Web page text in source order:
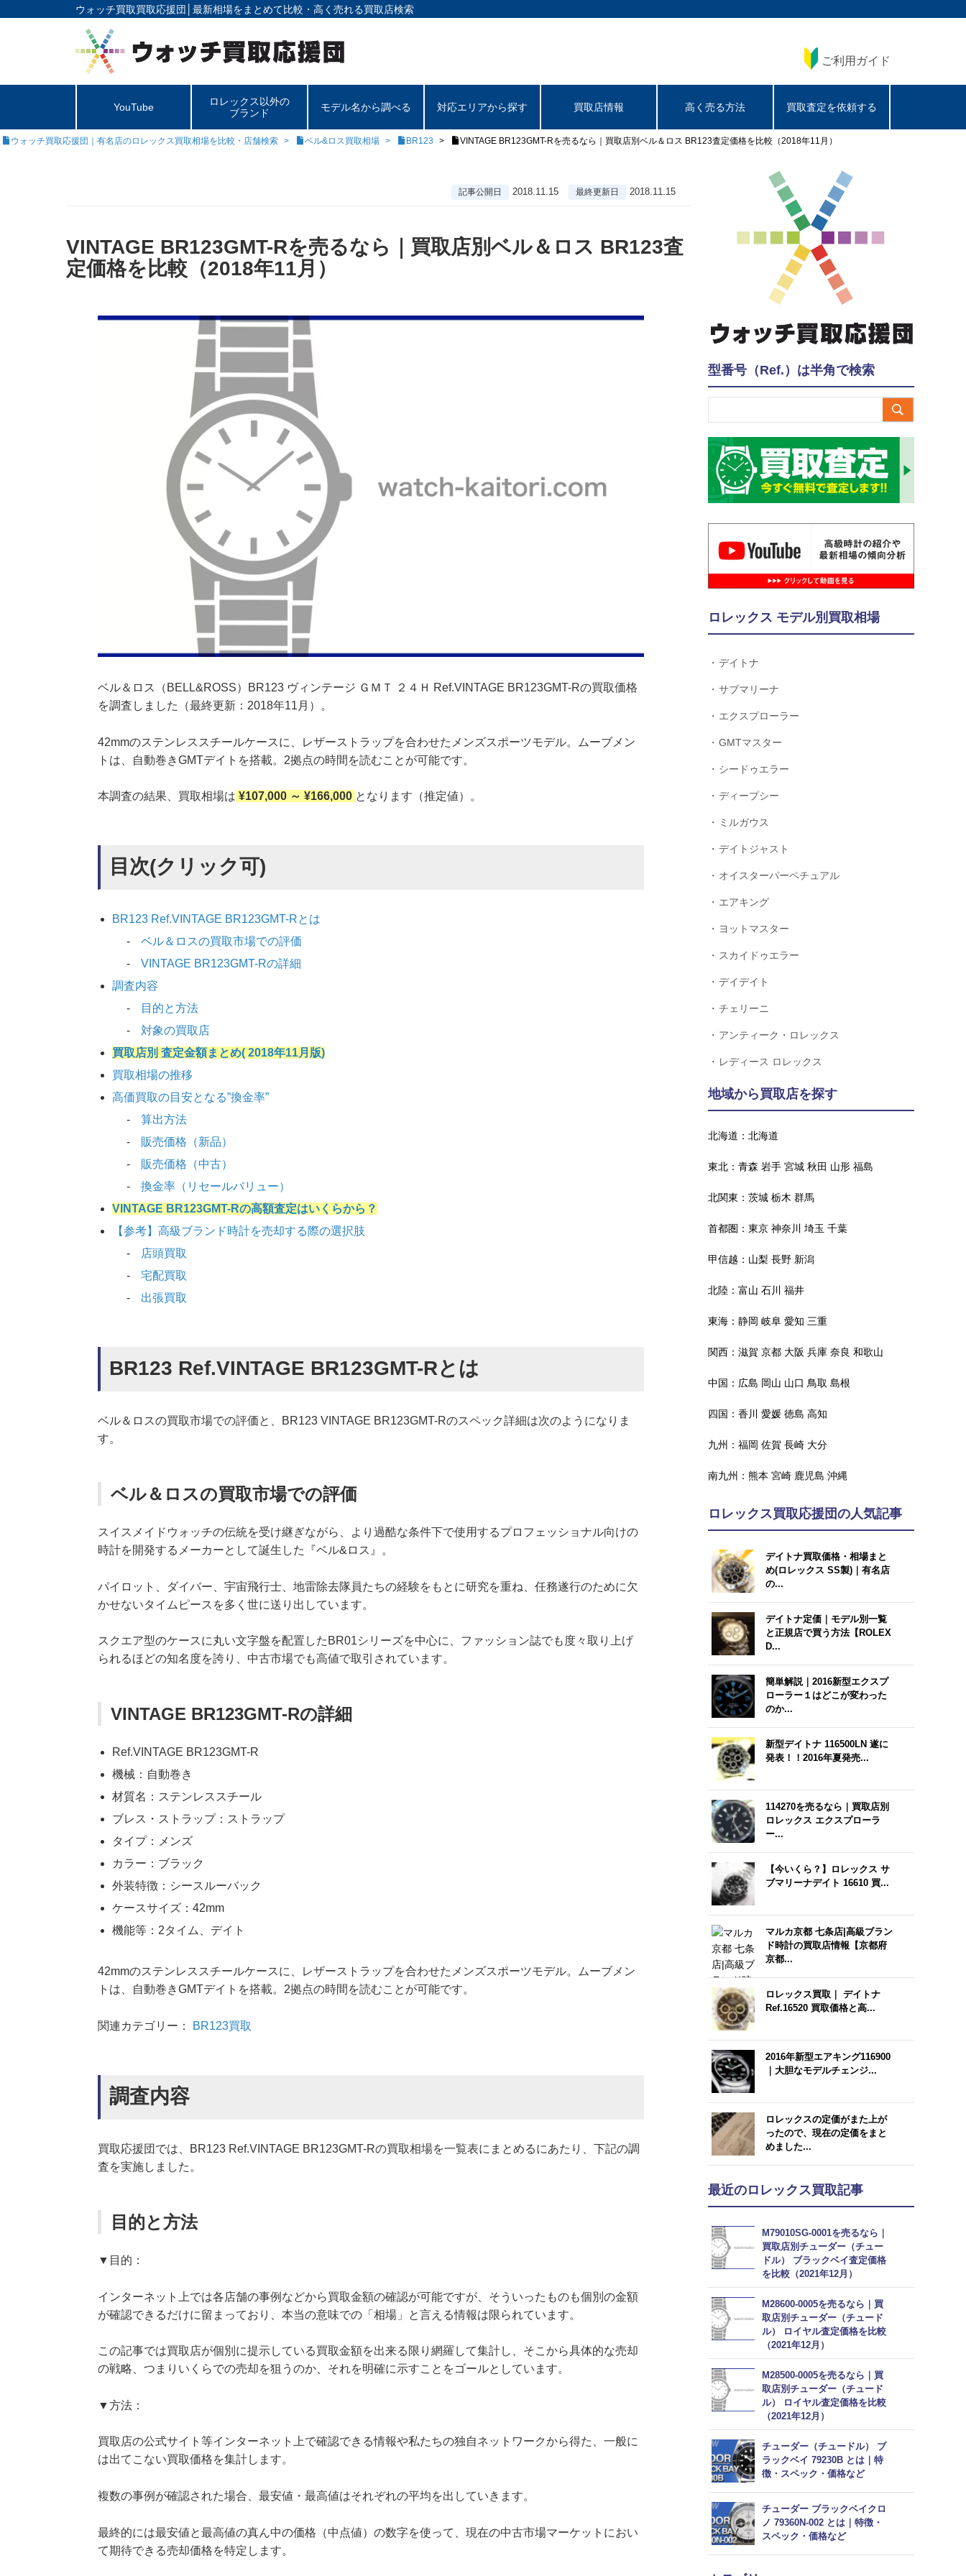
ウォッチ買取買取応援団│ 最新相場をまとめて比較・高く売れる買取店検索
ご利用ガイド
YouTube
ロレックス以外の
ブランド
モデル名から調べる 対応エリアから探す 買取店情報 高く売る方法 買取査定を依頼する
ウォッチ買取応援団｜有名店のロレックス買取相場を比較・店舗検索 ベル&ロス買取相場 BR123 VINTAGE BR123GMT-Rを売るなら｜買取店別ベル＆ロス BR123査定価格を比較（2018年11月）
記事公開日 2018.11.15 最終更新日 2018.11.15
VINTAGE BR123GMT-Rを売るなら｜買取店別ベル＆ロス BR123査
定価格を比較（2018年11月）
ベル＆ロス（BELL&ROSS）BR123 ヴィンテージ ＧＭＴ ２４Ｈ Ref.VINTAGE BR123GMT-Rの買取価格
を調査しました（最終更新：2018年11月）。
42mmのステンレススチールケースに、レザーストラップを合わせたメンズスポーツモデル。ムーブメン
トは、自動巻きGMTデイトを搭載。2拠点の時間を読むことが可能です。
本調査の結果、買取相場は ¥107,000 ～ ¥166,000 となります（推定値）。
目次(クリック可)
BR123 Ref.VINTAGE BR123GMT-Rとは
ベル＆ロスの買取市場での評価
VINTAGE BR123GMT-Rの詳細
調査内容
目的と方法
対象の買取店
買取店別 査定金額まとめ( 2018年11月版)
買取相場の推移
高価買取の目安となる”換金率”
算出方法
販売価格（新品）
販売価格（中古）
換金率（リセールバリュー）
VINTAGE BR123GMT-Rの高額査定はいくらから？
【参考】高級ブランド時計を売却する際の選択肢
店頭買取
宅配買取
出張買取
BR123 Ref.VINTAGE BR123GMT-Rとは
ベル＆ロスの買取市場での評価と、BR123 VINTAGE BR123GMT-Rのスペック詳細は次のようになりま
す。
ベル＆ロスの買取市場での評価
スイスメイドウォッチの伝統を受け継ぎながら、より過酷な条件下で使用するプロフェッショナル向けの
時計を開発するメーカーとして誕生した『ベル&ロス』。
パイロット、ダイバー、宇宙飛行士、地雷除去隊員たちの経験をもとに研究を重ね、任務遂行のために欠
かせないタイムピースを多く世に送り出しています。
スクエア型のケースに丸い文字盤を配置したBR01シリーズを中心に、ファッション誌でも度々取り上げ
られるほどの知名度を誇り、中古市場でも高値で取引されています。
VINTAGE BR123GMT-Rの詳細
Ref.VINTAGE BR123GMT-R
機械：自動巻き
材質名：ステンレススチール
ブレス・ストラップ：ストラップ
タイプ：メンズ
カラー：ブラック
外装特徴：シースルーバック
ケースサイズ：42mm
機能等：2タイム、デイト
42mmのステンレススチールケースに、レザーストラップを合わせたメンズスポーツモデル。ムーブメン
トは、自動巻きGMTデイトを搭載。2拠点の時間を読むことが可能です。
関連カテゴリー： BR123買取
調査内容
買取応援団では、BR123 Ref.VINTAGE BR123GMT-Rの買取相場を一覧表にまとめるにあたり、下記の調
査を実施しました。
目的と方法
▼目的：
インターネット上では各店舗の事例などから買取金額の確認が可能ですが、そういったものも個別の金額
が確認できるだけに留まっており、本当の意味での「相場」と言える情報は限られています。
この記事では買取店が個別に提示している買取金額を出来る限り網羅して集計し、そこから具体的な売却
の戦略、つまりいくらでの売却を狙うのか、それを明確に示すことをゴールとしています。
▼方法：
買取店の公式サイト等インターネット上で確認できる情報や私たちの独自ネットワークから得た、一般に
は出てこない買取価格を集計します。
複数の事例が確認された場合、最安値・最高値はそれぞれの平均を出していきます。
最終的には最安値と最高値の真ん中の価格（中点値）の数字を使って、現在の中古市場マーケットにおい
て期待できる売却価格を特定します。
型番号（Ref.）は半角で検索

ロレックス モデル別買取相場
デイトナ
サブマリーナ
エクスプローラー
GMTマスター
シードゥエラー
ディープシー
ミルガウス
デイトジャスト
オイスターパーペチュアル
エアキング
ヨットマスター
スカイドゥエラー
デイデイト
チェリーニ
アンティーク・ロレックス
レディース ロレックス
地域から買取店を探す
北海道： 北海道
東北： 青森 岩手 宮城 秋田 山形 福島
北関東： 茨城 栃木 群馬
首都圏： 東京 神奈川 埼玉 千葉
甲信越： 山梨 長野 新潟
北陸： 富山 石川 福井
東海： 静岡 岐阜 愛知 三重
関西： 滋賀 京都 大阪 兵庫 奈良 和歌山
中国： 広島 岡山 山口 鳥取 島根
四国： 香川 愛媛 徳島 高知
九州： 福岡 佐賀 長崎 大分
南九州： 熊本 宮崎 鹿児島 沖縄
ロレックス買取応援団の人気記事
デイトナ買取価格・相場まと
め(ロレックス SS製)｜有名店
の...
デイトナ定価｜モデル別一覧
と正規店で買う方法【ROLEX
D...
簡単解説｜2016新型エクスプ
ローラー１はどこが変わった
のか...
新型デイトナ 116500LN 遂に
発表！！2016年夏発売...
114270を売るなら｜買取店別
ロレックス エクスプローラ
ー...
【今いくら？】ロレックス サ
ブマリーナデイト 16610 買...
マルカ京都 七条店|高級ブラン
ド時計の買取店情報【京都府
京都...
ロレックス買取｜ デイトナ
Ref.16520 買取価格と高...
2016年新型エアキング116900
｜大胆なモデルチェンジ...
ロレックスの定価がまた上が
ったので、現在の定価をまと
めました...
最近のロレックス買取記事
M79010SG-0001を売るなら｜
買取店別チューダー（チュー
ドル） ブラックベイ査定価格
を比較（2021年12月）
M28600-0005を売るなら｜買
取店別チューダー（チュード
ル） ロイヤル査定価格を比較
（2021年12月）
M28500-0005を売るなら｜買
取店別チューダー（チュード
ル） ロイヤル査定価格を比較
（2021年12月）
チューダー（チュードル） ブ
ラックベイ 79230B とは｜特
徴・スペック・価格など
チューダー ブラックベイクロ
ノ 79360N-002 とは｜特徴・
スペック・価格など